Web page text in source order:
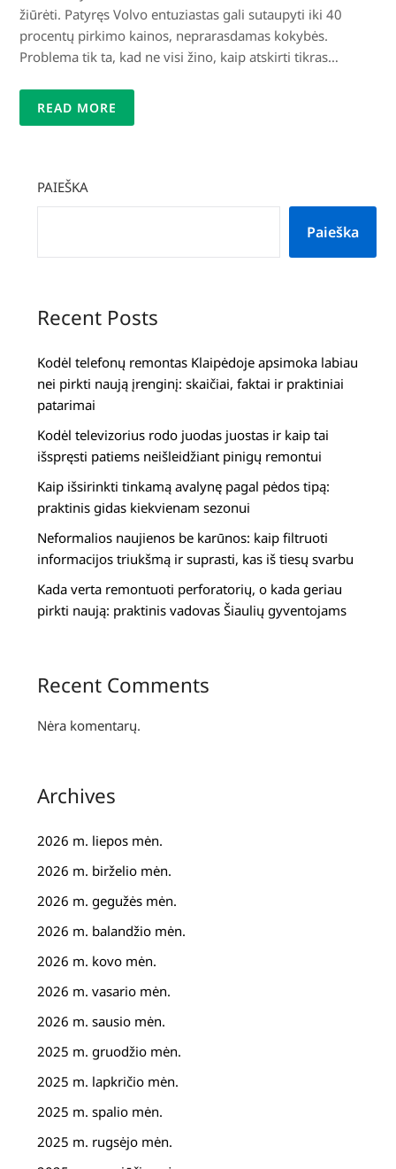
žiūrėti. Patyręs Volvo entuziastas gali sutaupyti iki 40
procentų pirkimo kainos, neprarasdamas kokybės.
Problema tik ta, kad ne visi žino, kaip atskirti tikras…
READ MORE
PAIEŠKA
Paieška
Recent Posts
Kodėl telefonų remontas Klaipėdoje apsimoka labiau
nei pirkti naują įrenginį: skaičiai, faktai ir praktiniai
patarimai
Kodėl televizorius rodo juodas juostas ir kaip tai
išspręsti patiems neišleidžiant pinigų remontui
Kaip išsirinkti tinkamą avalynę pagal pėdos tipą:
praktinis gidas kiekvienam sezonui
Neformalios naujienos be karūnos: kaip filtruoti
informacijos triukšmą ir suprasti, kas iš tiesų svarbu
Kada verta remontuoti perforatorių, o kada geriau
pirkti naują: praktinis vadovas Šiaulių gyventojams
Recent Comments
Nėra komentarų.
Archives
2026 m. liepos mėn.
2026 m. birželio mėn.
2026 m. gegužės mėn.
2026 m. balandžio mėn.
2026 m. kovo mėn.
2026 m. vasario mėn.
2026 m. sausio mėn.
2025 m. gruodžio mėn.
2025 m. lapkričio mėn.
2025 m. spalio mėn.
2025 m. rugsėjo mėn.